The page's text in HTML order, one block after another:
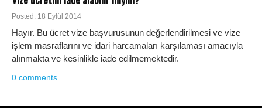
Posted: 18 Eylül 2014
Hayır. Bu ücret vize başvurusunun değerlendirilmesi ve vize
işlem masraflarını ve idari harcamaları karşılaması amacıyla
alınmakta ve kesinlikle iade edilmemektedir.
0 comments